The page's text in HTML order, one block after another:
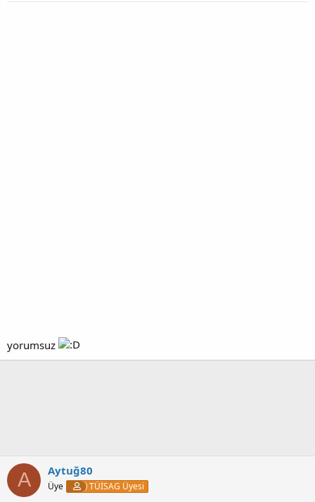
yorumsuz
A Aytuğ80
Üye TÜİSAG Üyesi